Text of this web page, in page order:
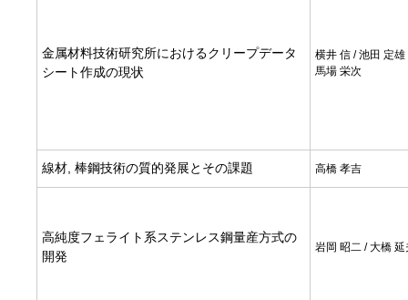
金属材料技術研究所におけるクリープデータ
シート作成の現状
横井 信 / 池田 定雄
馬場 栄次
線材, 棒鋼技術の質的発展とその課題 高橋 孝吉
高純度フェライト系ステンレス鋼量産方式の
開発
岩岡 昭二 / 大橋 延